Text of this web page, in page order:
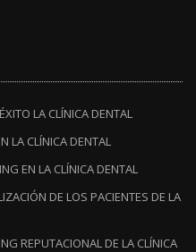
LA CLÍNICA DENTAL
LA CLÍNICA DENTAL
EN LA CLÍNICA DENTAL
DE LOS PACIENTES DE LA
REPUTACIONAL DE LA CLÍNICA